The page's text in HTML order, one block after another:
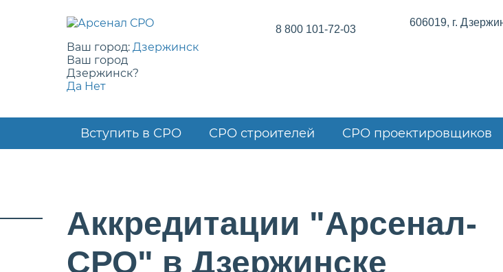
Ваш город: Дзержинск
Ваш город
Дзержинск?
Да Нет
8 800 101-72-03
606019, г.
Вступить в СРО СРО строителей СРО проектировщиков
Аккредитации "Арсенал-
СРО" в Дзержинске